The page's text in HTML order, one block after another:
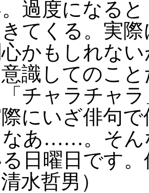
過度になる
てくる。実
かもしれな
識してのこ
チャラチャ
にいざ俳句
あ……。そん
日曜日です
水哲男）